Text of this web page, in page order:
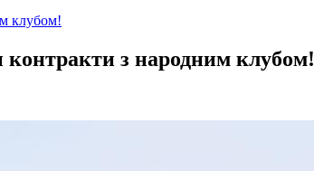
клубом!
контракти з народним клубом!